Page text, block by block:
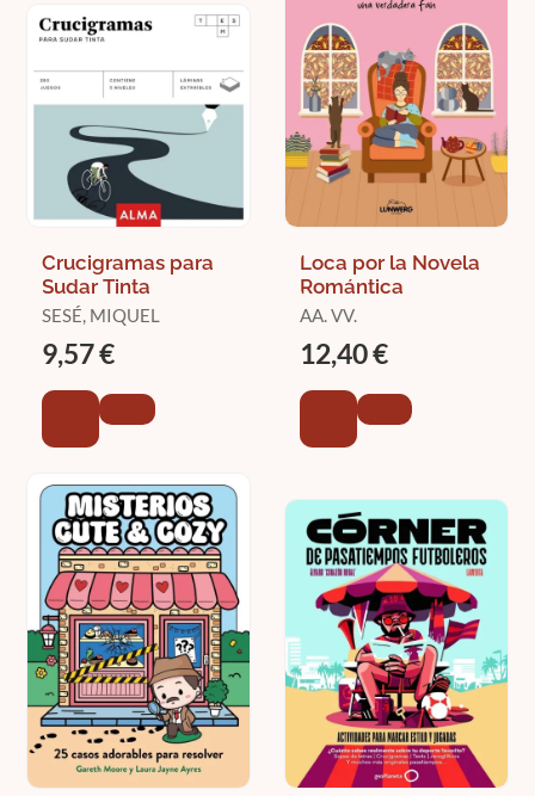
Crucigramas para
Sudar Tinta
SESÉ, MIQUEL
9,57 €
Loca por la Novela
Romántica
AA. VV.
12,40 €